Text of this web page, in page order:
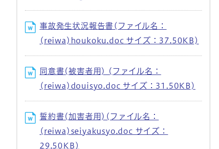
事故発生状況報告書(ファイル名：
(reiwa)houkoku.doc サイズ：37.50KB)
同意書(被害者用) (ファイル名：
(reiwa)douisyo.doc サイズ：31.50KB)
誓約書(加害者用)(ファイル名：
(reiwa)seiyakusyo.doc サイズ：
29.50KB)